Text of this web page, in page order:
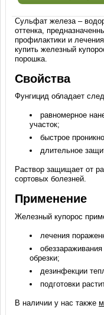
Сульфат железа –
оттенка,
профилактики и
купить железный
порошка.
Свойства
Фунгицид обладает
равномерное
участок;
быстрое
длительное
Раствор защищает от
сортовых болезней.
Применение
Железный купорос
лечения
обрезки;
дезинфекции
подготовки
В наличии у нас также